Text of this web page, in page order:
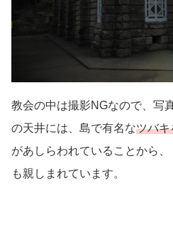
教会の中は撮影NGなので、写
の天井には、島で有名なツバキ
があしらわれていることから
も親しまれています。